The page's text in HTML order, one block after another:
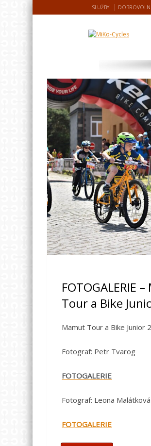
SLUŽBY
FOTOGALERIE
Tour a Bike
Mamut Tour a Bike Junior
Fotograf: Petr Tvarog
FOTOGALERIE
Fotograf: Leona Malátková
FOTOGALERIE